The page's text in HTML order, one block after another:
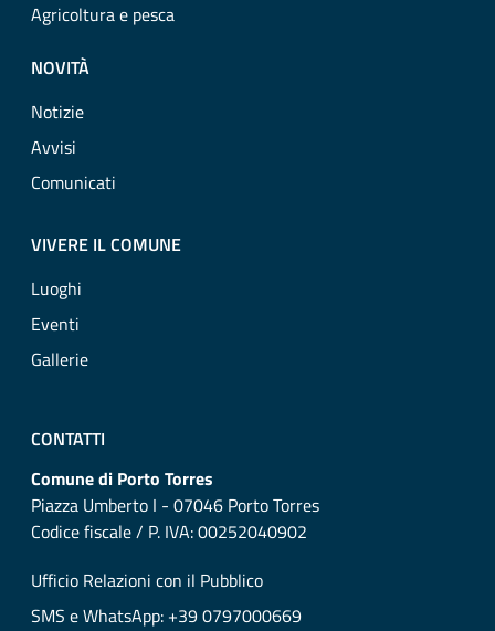
Agricoltura e pesca
NOVITÀ
Notizie
Avvisi
Comunicati
VIVERE IL COMUNE
Luoghi
Eventi
Gallerie
CONTATTI
Comune di Porto Torres
Piazza Umberto I - 07046 Porto Torres
Codice fiscale / P. IVA: 00252040902
Ufficio Relazioni con il Pubblico
SMS e WhatsApp: +39 0797000669